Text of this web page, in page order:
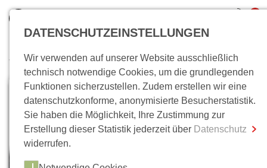
inkl. MwSt.
0,00 €
Zum Warenkorb Zur Kasse
Wo bin ich?
DATENSCHUTZEINSTELLUNGEN
Wir verwenden auf unserer Website ausschließlich
technisch notwendige Cookies, um die grundlegenden
Funktionen sicherzustellen. Zudem erstellen wir eine
datenschutzkonforme, anonymisierte Besucherstatistik.
Sie haben die Möglichkeit, Ihre Zustimmung zur
Erstellung dieser Statistik jederzeit über Datenschutz
widerrufen.